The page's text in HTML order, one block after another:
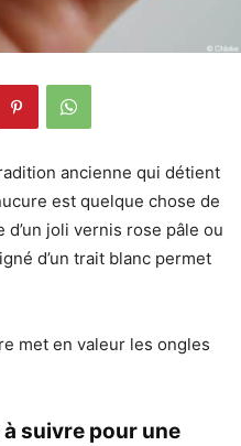
ancienne qui détient
est quelque chose de
joli vernis rose pâle ou
d’un trait blanc permet
met en valeur les ongles
suivre pour une